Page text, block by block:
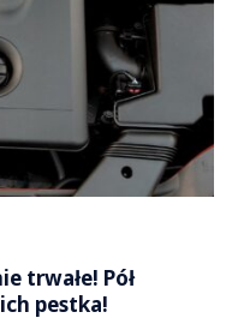
trwałe! Pół
pestka!